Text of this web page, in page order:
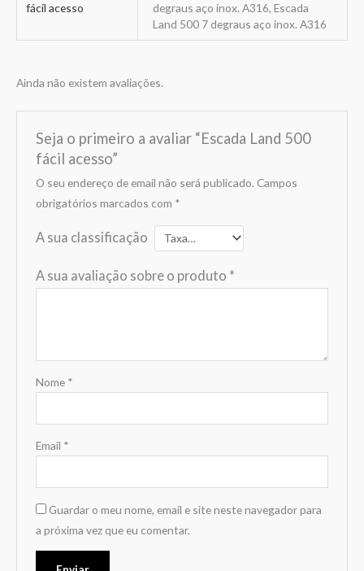
fácil acesso
degraus aço inox. A316, Escada
Land 500 7 degraus aço inox. A316
Ainda não existem avaliações.
Seja o primeiro a avaliar “Escada Land 500
fácil acesso”
O seu endereço de email não será publicado. Campos
obrigatórios marcados com *
A sua classificação
A sua avaliação sobre o produto *
Nome *
Email *
Guardar o meu nome, email e site neste navegador para
a próxima vez que eu comentar.